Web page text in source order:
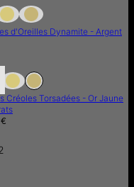
de Stock
de Stock
d'Oreilles Dynamite - Argent
de Stock
Créoles Torsadées - Or Jaune